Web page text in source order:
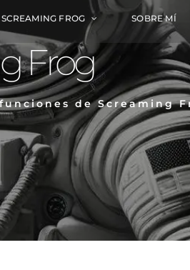
SCREAMING FROG SOBRE MÍ
Frog
de Screaming